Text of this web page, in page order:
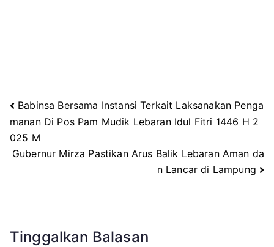
Navigasi
pos
Babinsa Bersama Instansi Terkait Laksanakan Penga
manan Di Pos Pam Mudik Lebaran Idul Fitri 1446 H 2
025 M
Gubernur Mirza Pastikan Arus Balik Lebaran Aman da
n Lancar di Lampung
Tinggalkan Balasan